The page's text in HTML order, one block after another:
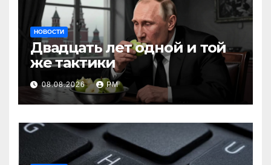
НОВОСТИ
Двадцать лет одной и той
же тактики
08.08.2026 РМ